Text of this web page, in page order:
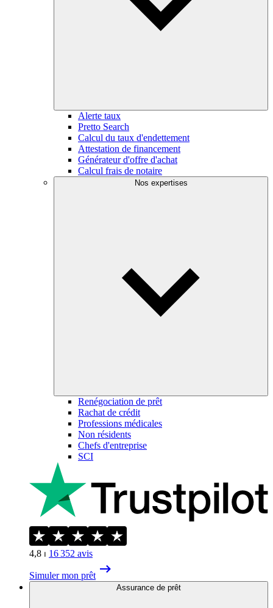
Alerte taux
Pretto Search
Calcul du taux d'endettement
Attestation de financement
Générateur d'offre d'achat
Calcul frais de notaire
Nos expertises
Renégociation de prêt
Rachat de crédit
Professions médicales
Non résidents
Chefs d'entreprise
SCI
4,8 ⏐ 16 352 avis
Simuler mon prêt
Assurance de prêt